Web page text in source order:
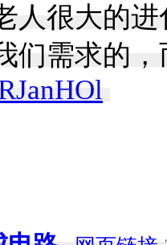
人很大的
们需求的